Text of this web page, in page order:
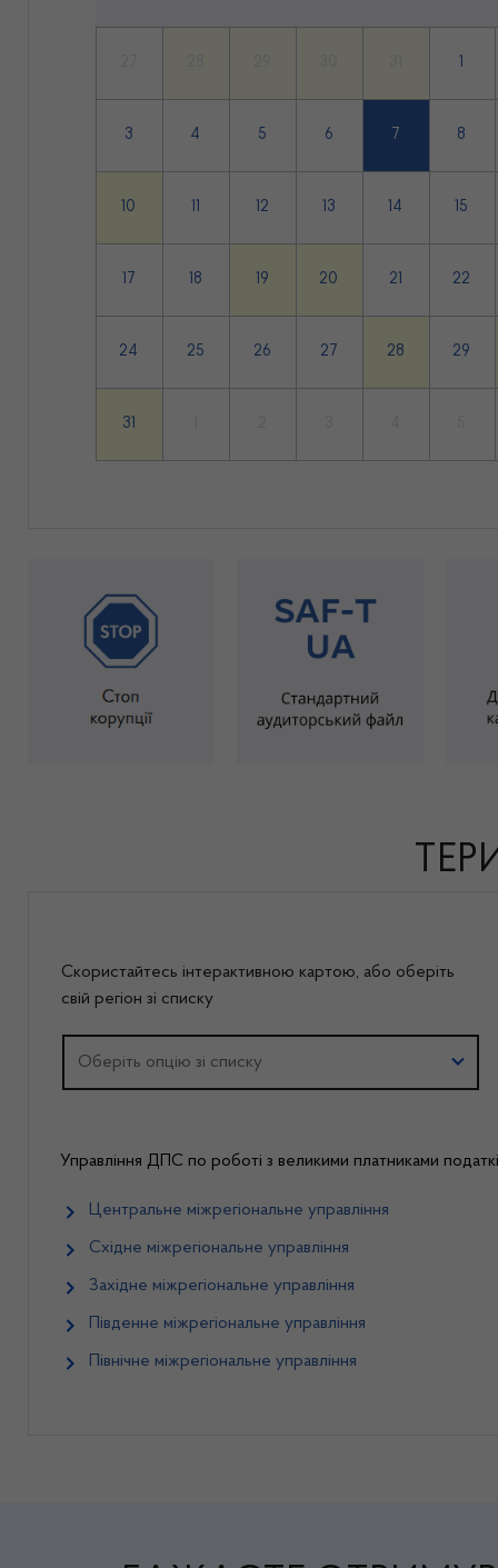
1
3 4 5 6 7 8
10 11 12 13 14 15
17 18 19 20 21 22
24 25 26 27 28 29
31
Скористайтесь інтерактивною картою, або оберiть
свій регіон зі списку
Оберіть опцію зі списку
Управління ДПС по роботі з великими платниками
Центральне міжрегіональне управління
Східне міжрегіональне управління
Західне міжрегіональне управління
Південне міжрегіональне управління
Північне міжрегіональне управління